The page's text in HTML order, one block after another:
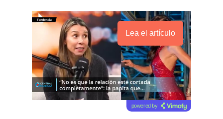
Lea el artículo
powered by